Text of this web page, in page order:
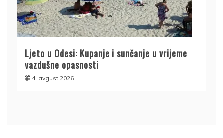
Ljeto u Odesi: Kupanje i sunčanje u vrijeme
vazdušne opasnosti
4. avgust 2026.